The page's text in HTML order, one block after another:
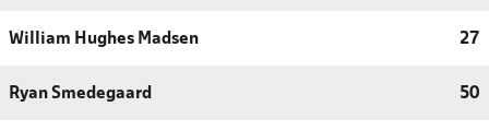
William Hughes Madsen 27
Ryan Smedegaard 50